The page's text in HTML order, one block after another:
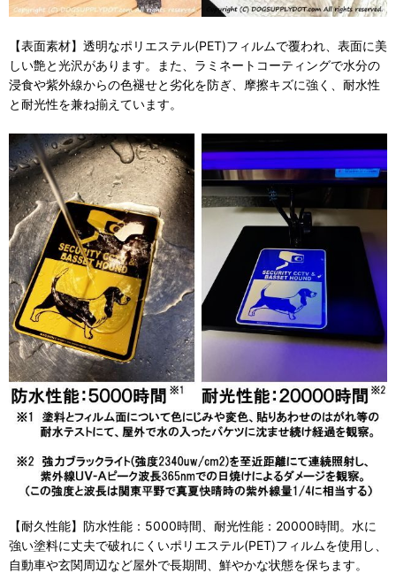
【表面素材】透明なポリエステル(PET)フィルムで覆われ、表面に美
しい艶と光沢があります。また、ラミネートコーティングで水分の
浸食や紫外線からの色褪せと劣化を防ぎ、摩擦キズに強く、耐水性
と耐光性を兼ね揃えています。
【耐久性能】防水性能：5000時間、耐光性能：20000時間。水に
強い塗料に丈夫で破れにくいポリエステル(PET)フィルムを使用し、
自動車や玄関周辺など屋外で長期間、鮮やかな状態を保ちます。